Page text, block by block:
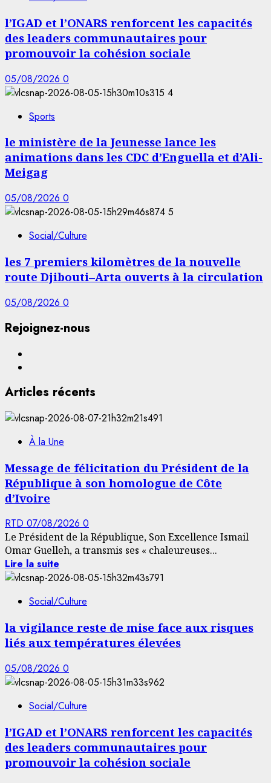
l’IGAD et l’ONARS renforcent les capacités
des leaders communautaires pour
promouvoir la cohésion sociale
05/08/2026 0
4
Sports
le ministère de la Jeunesse lance les
animations dans les CDC d’Enguella et d’Ali-
Meigag
05/08/2026 0
5
Social/Culture
les 7 premiers kilomètres de la nouvelle
route Djibouti–Arta ouverts à la circulation
05/08/2026 0
Rejoignez-nous
Articles récents
À la Une
Message de félicitation du Président de la
République à son homologue de Côte
d’Ivoire
RTD 07/08/2026 0
Le Président de la République, Son Excellence Ismail
Omar Guelleh, a transmis ses « chaleureuses...
Lire la suite
Social/Culture
la vigilance reste de mise face aux risques
liés aux températures élevées
05/08/2026 0
Social/Culture
l’IGAD et l’ONARS renforcent les capacités
des leaders communautaires pour
promouvoir la cohésion sociale